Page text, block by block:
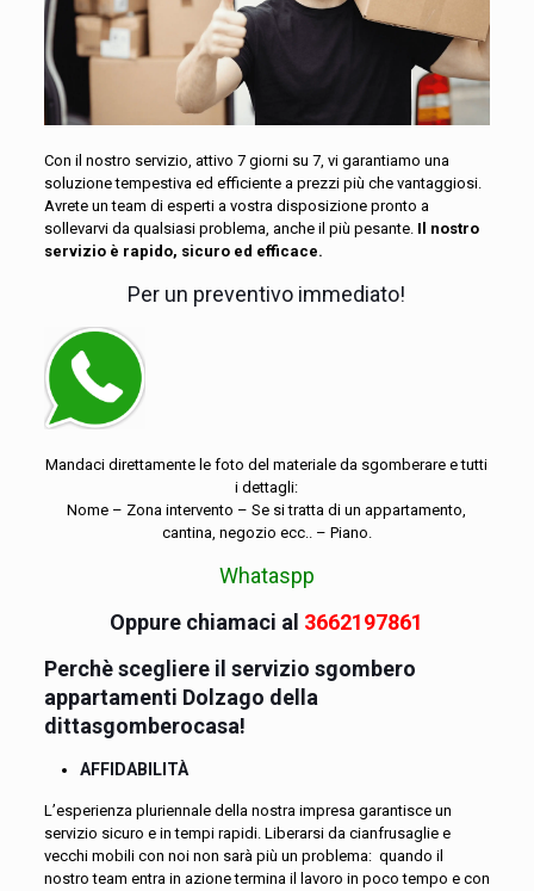
Con il nostro servizio, attivo 7 giorni su 7, vi garantiamo una
soluzione tempestiva ed efficiente a prezzi più che vantaggiosi.
Avrete un team di esperti a vostra disposizione pronto a
sollevarvi da qualsiasi problema, anche il più pesante. Il nostro
servizio è rapido, sicuro ed efficace.
Per un preventivo immediato!
Mandaci direttamente le foto del materiale da sgomberare e tutti
i dettagli:
Nome – Zona intervento – Se si tratta di un appartamento,
cantina, negozio ecc.. – Piano.
Whataspp
Oppure chiamaci al 3662197861
Perchè scegliere il servizio sgombero
appartamenti Dolzago della
dittasgomberocasa!
AFFIDABILITÀ
L’esperienza pluriennale della nostra impresa garantisce un
servizio sicuro e in tempi rapidi. Liberarsi da cianfrusaglie e
vecchi mobili con noi non sarà più un problema: quando il
nostro team entra in azione termina il lavoro in poco tempo e con